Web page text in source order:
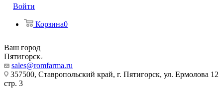
Войти
Корзина0
Ваш город
Пятигорск
sales@romfarma.ru
357500, Ставропольский край, г. Пятигорск, ул. Ермолова 12
стр. 3